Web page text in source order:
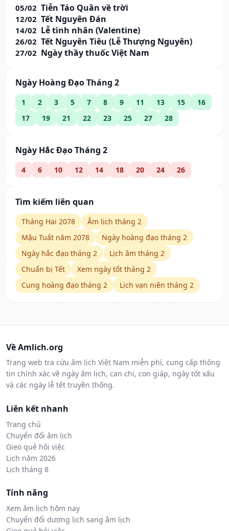
05/02 Tiễn Táo Quân về trời
12/02 Tết Nguyên Đán
14/02 Lễ tình nhân (Valentine)
26/02 Tết Nguyên Tiêu (Lễ Thượng Nguyên)
27/02 Ngày thầy thuốc Việt Nam
Ngày Hoàng Đạo Tháng 2
1 2 3 5 7 8 9 11 13 15
16
17
19 21 22 23 25 27 28
Ngày Hắc Đạo Tháng 2
4 6 10 12 14 18 20 24 26
Tìm kiếm liên quan
Tháng Hai 2078
Âm lịch tháng 2
Mậu Tuất năm 2078
Ngày hoàng đạo tháng 2
Ngày hắc đạo tháng 2
Lịch âm tháng 2
Chuẩn bị Tết
Xem ngày tốt tháng 2
Cung hoàng đạo tháng 2
Lịch vạn niên tháng 2
Về Amlich.org
Trang web tra cứu âm lịch Việt Nam miễn phí, cung cấp thông
tin chính xác về ngày âm lịch, can chi, con giáp, ngày tốt xấu
và các ngày lễ tết truyền thống.
Liên kết nhanh
Trang chủ
Chuyển đổi âm lịch
Gieo quẻ hỏi việc
Lịch năm 2026
Lịch tháng 8
Tính năng
Xem âm lịch hôm nay
Chuyển đổi dương lịch sang âm lịch